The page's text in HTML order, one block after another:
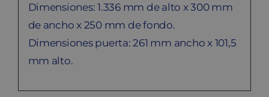
Dimensiones: 1.336 mm de alto x 300 mm
de ancho x 250 mm de fondo.
Dimensiones puerta: 261 mm ancho x 101,5
mm alto.